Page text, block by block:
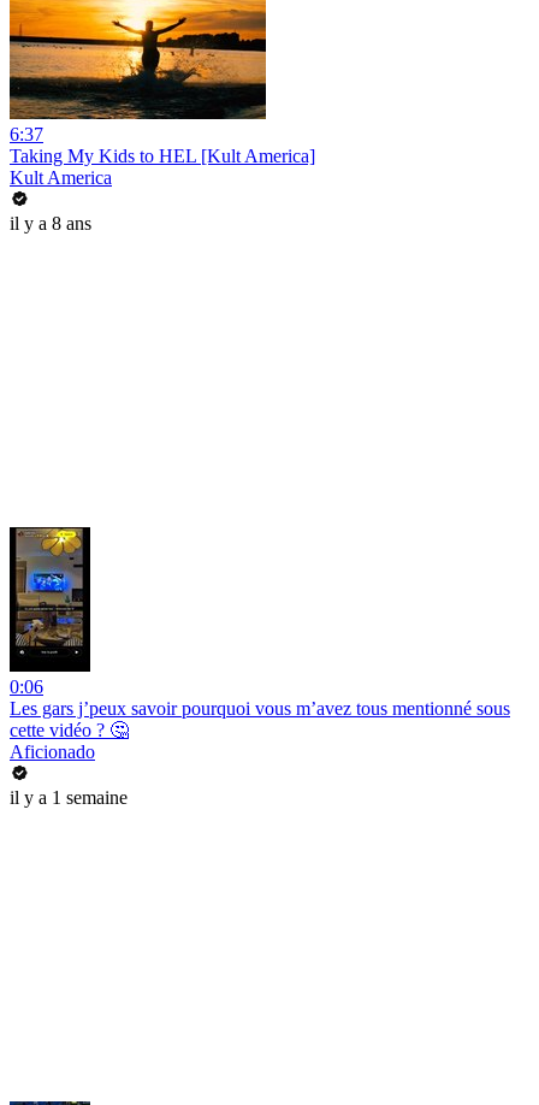
6:37
Taking My Kids to HEL [Kult America]
Kult America
il y a 8 ans
0:06
Les gars j’peux savoir pourquoi vous m’avez tous mentionné sous
cette vidéo ? 🤔
Aficionado
il y a 1 semaine